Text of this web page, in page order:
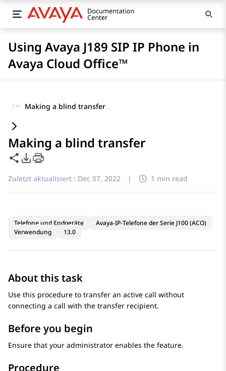
Using Avaya J189 SIP IP Phone in
Avaya Cloud Office™
··· Making a blind transfer
Making a blind transfer
Diese Seite teilen
PDF-Exportoptionen
Zuletzt aktualisiert : Dec 07, 2022 | 1 min read
Telefone und Endgeräte
Avaya-IP-Telefone der Serie J100 (ACO)
Verwendung
13.0
About this task
Use this procedure to transfer an active call without
connecting a call with the transfer recipient.
Before you begin
Ensure that your administrator enables the feature.
Procedure